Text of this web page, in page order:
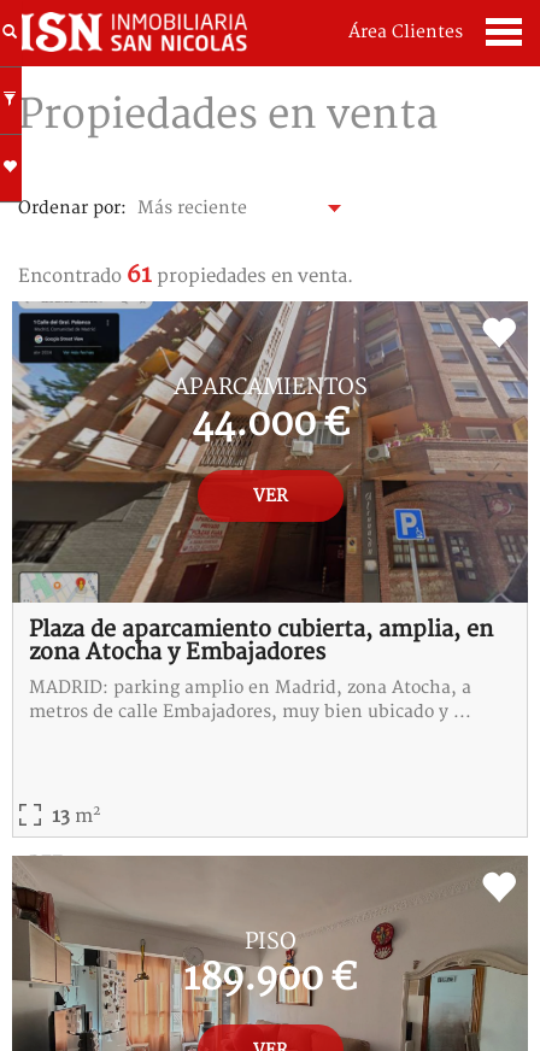
Área Clientes
Propiedades en venta
Ordenar por:
Encontrado 61 propiedades en venta.
APARCAMIENTOS
44.000 €
VER
Plaza de aparcamiento cubierta, amplia, en
zona Atocha y Embajadores
MADRID: parking amplio en Madrid, zona Atocha, a
metros de calle Embajadores, muy bien ubicado y ...
13 m2
PISO
189.900 €